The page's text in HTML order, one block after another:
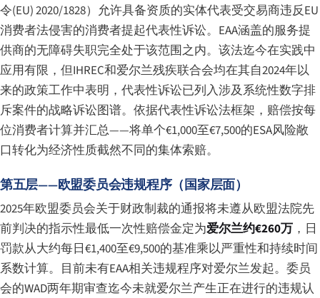
令(EU) 2020/1828）允许具备资质的实体代表受交易商违反EU
消费者法侵害的消费者提起代表性诉讼。EAA涵盖的服务提
供商的无障碍失职完全处于该范围之内。该法迄今在实践中
应用有限，但IHREC和爱尔兰残疾联合会均在其自2024年以
来的政策工作中表明，代表性诉讼已列入涉及系统性数字排
斥案件的战略诉讼图谱。依据代表性诉讼法框架，赔偿按每
位消费者计算并汇总——将单个€1,000至€7,500的ESA风险敞
口转化为经济性质截然不同的集体索赔。
第五层——欧盟委员会违规程序（国家层面）
2025年欧盟委员会关于财政制裁的通报将未遵从欧盟法院先
前判决的指示性最低一次性赔偿金定为爱尔兰约€260万 ，日
罚款从大约每日€1,400至€9,500的基准乘以严重性和持续时间
系数计算。目前未有EAA相关违规程序对爱尔兰发起。委员
会的WAD两年期审查迄今未就爱尔兰产生正在进行的违规认